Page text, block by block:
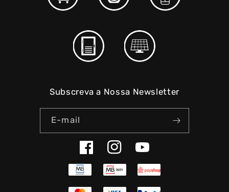
Subscreva a Nossa Newsletter
E-mail
FacebookInstagramYouTube